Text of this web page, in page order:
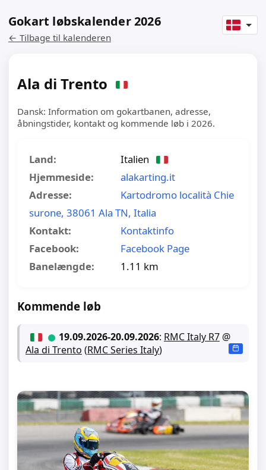
Gokart løbskalender 2026
← Tilbage til kalenderen
Ala di Trento
Dansk: Information om gokartbanen, adresse,
åbningstider, kontakt og kommende løb i 2026.
Land:
Italien
Hjemmeside:
alakarting.it
Adresse:
Kartodromo località Chie
surone, 38061 Ala TN, Italia
Kontakt:
Kontaktinfo
Facebook:
Facebook Page
Banelængde:
1.11 km
Kommende løb
19.09.2026-20.09.2026: RMC Italy R7 @
Ala di Trento (RMC Series Italy)